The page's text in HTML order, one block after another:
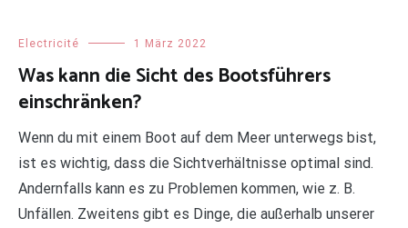
Electricité 1 März 2022
Was kann die Sicht des Bootsführers
einschränken?
Wenn du mit einem Boot auf dem Meer unterwegs bist,
ist es wichtig, dass die Sichtverhältnisse optimal sind.
Andernfalls kann es zu Problemen kommen, wie z. B.
Unfällen. Zweitens gibt es Dinge, die außerhalb unserer